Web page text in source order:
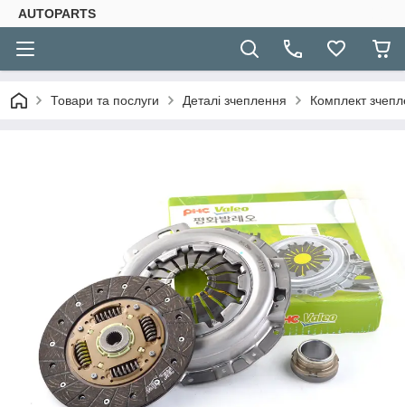
AUTOPARTS
Товари та послуги Деталі зчеплення Комплект